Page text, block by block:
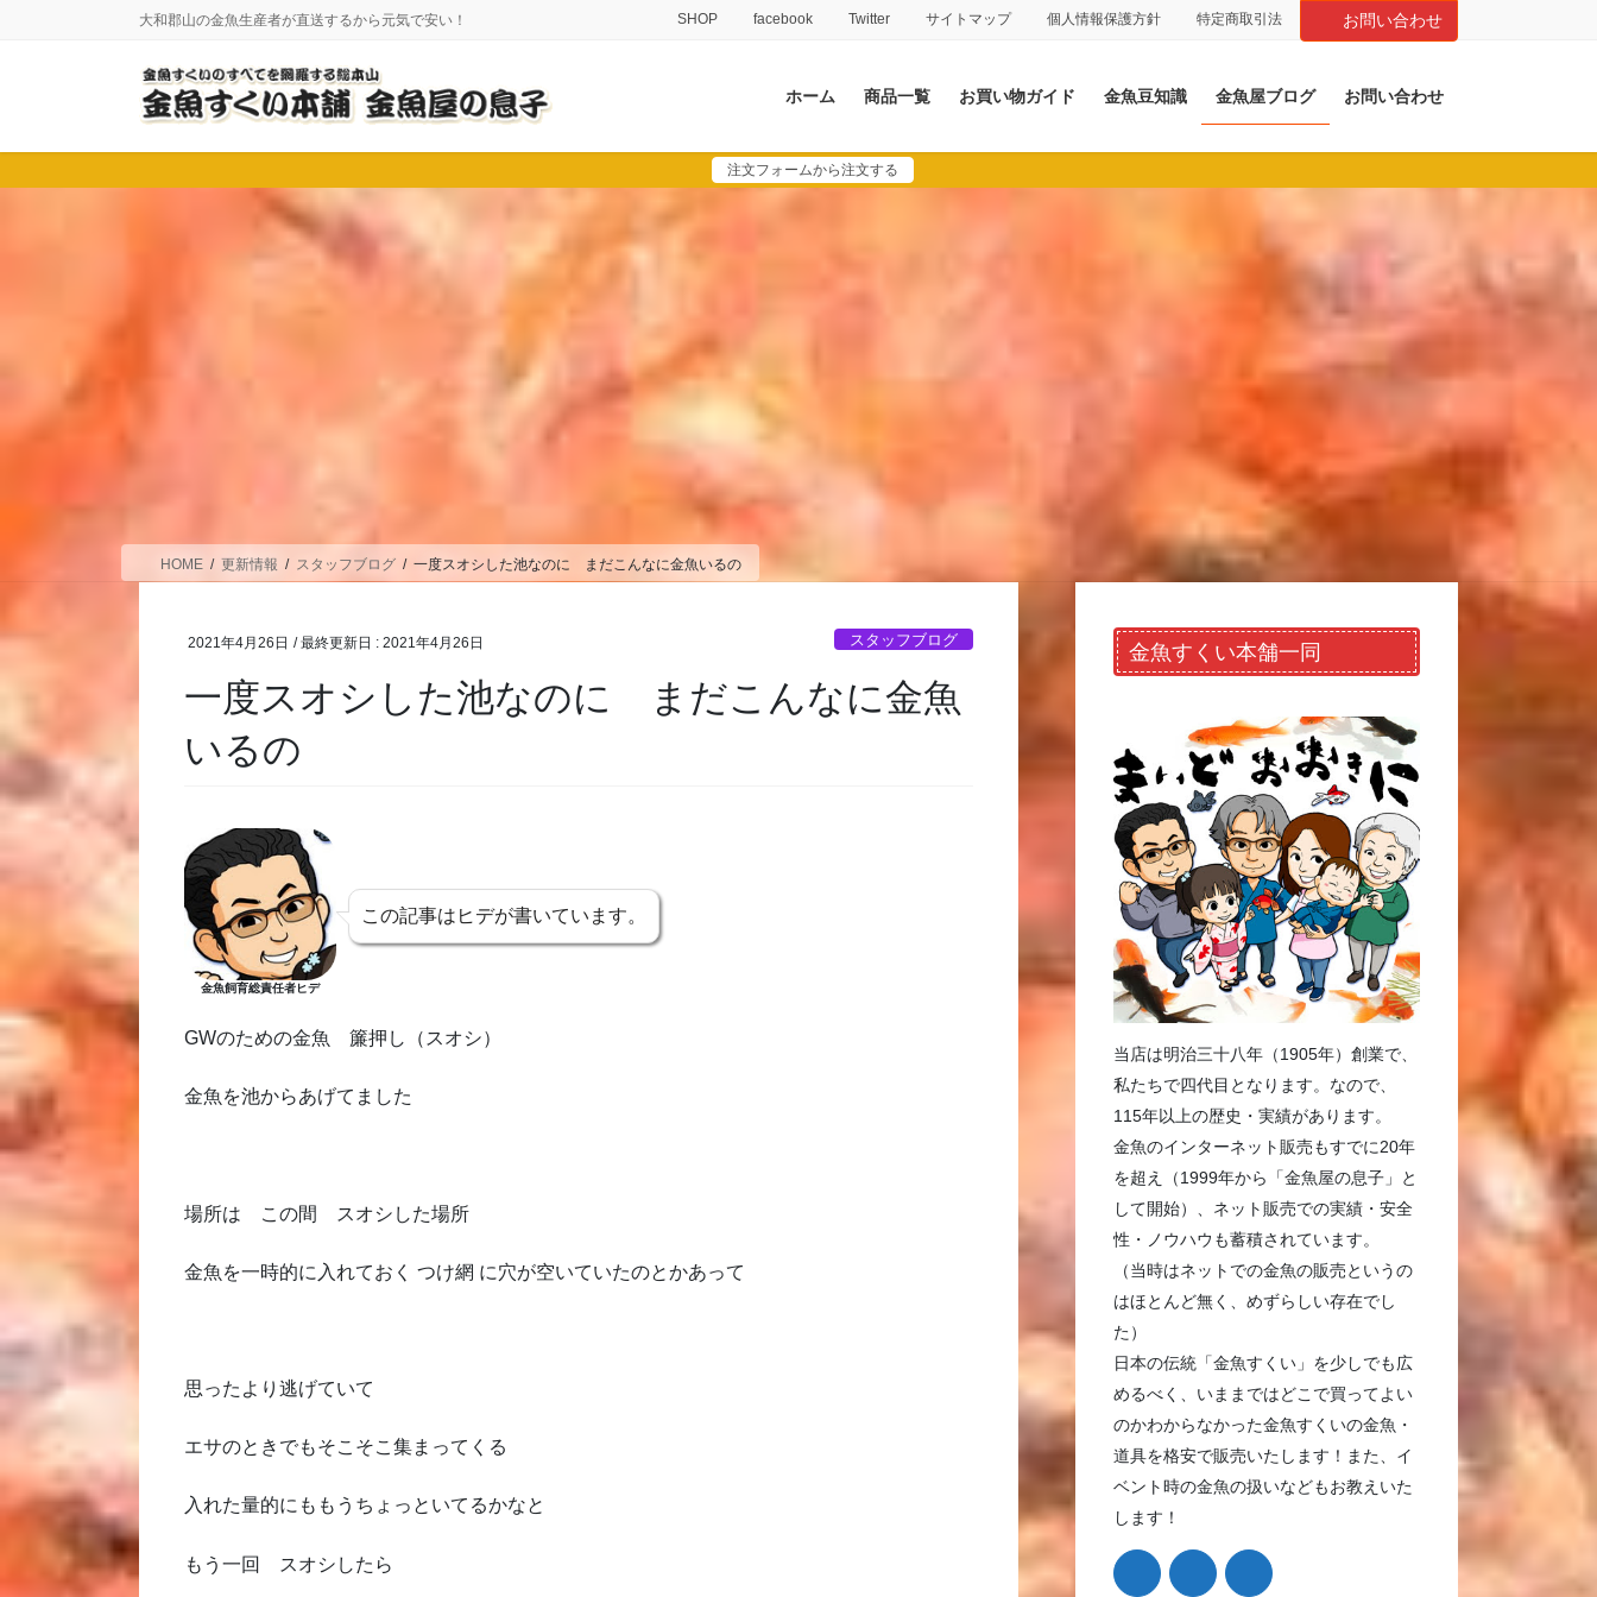
に
移
ョ
ン
大和郡山の金魚生産者が直送するから元気で安い！ SHOP facebook Twitter サイトマップ 個人情報保護方針 特定商取引法 お問い合わせ
ホーム 商品一覧 お買い物ガイド 金魚豆知識 金魚屋ブログ お問い合わせ
注文フォームから注文する
HOME 更新情報 スタッフブログ 一度スオシした池なのに まだこんなに金魚いるの
2021年4月26日 / 最終更新日 :2021年4月26日 スタッフブログ
一度スオシした池なのに まだこんなに金魚
いるの
金魚飼育総責任者ヒデ
この記事はヒデが書いています。
GWのための金魚 簾押し（スオシ）
金魚を池からあげてました
場所は この間 スオシした場所
金魚を一時的に入れておく つけ網 に穴が空いていたのとかあって
思ったより逃げていて
エサのときでもそこそこ集まってくる
入れた量的にももうちょっといてるかなと
もう一回 スオシしたら
金魚すくい本舗一同
当店は明治三十八年（1905年）創業で、
私たちで四代目となります。なので、
115年以上の歴史・実績があります。
金魚のインターネット販売もすでに20年
を超え（1999年から「金魚屋の息子」と
して開始）、ネット販売での実績・安全
性・ノウハウも蓄積されています。
（当時はネットでの金魚の販売というの
はほとんど無く、めずらしい存在でし
た）
日本の伝統「金魚すくい」を少しでも広
めるべく、いままではどこで買ってよい
のかわからなかった金魚すくいの金魚・
道具を格安で販売いたします！また、イ
ベント時の金魚の扱いなどもお教えいた
します！